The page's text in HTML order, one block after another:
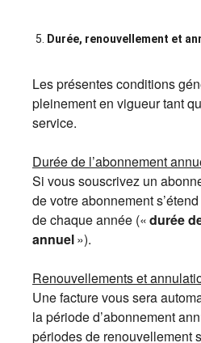
Durée, renouvellement et
Les présentes conditions
pleinement en vigueur tant
service.
Durée de l’abonnement
Si vous souscrivez un
de votre abonnement s’étend
de chaque année («durée
annuel»).
Renouvellements et
Une facture vous sera
la période d’abonnement
périodes de renouvellement